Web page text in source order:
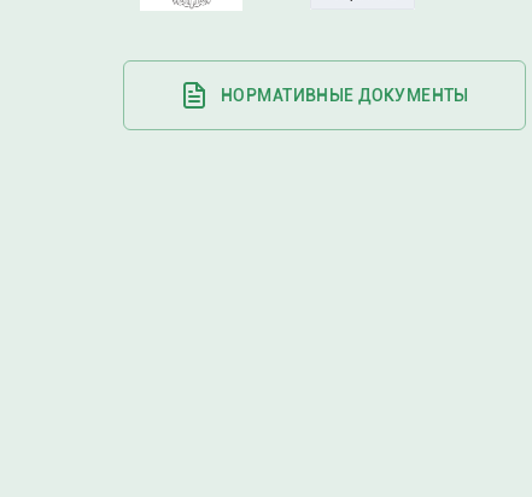
НОРМАТИВНЫЕ ДОКУМЕНТЫ